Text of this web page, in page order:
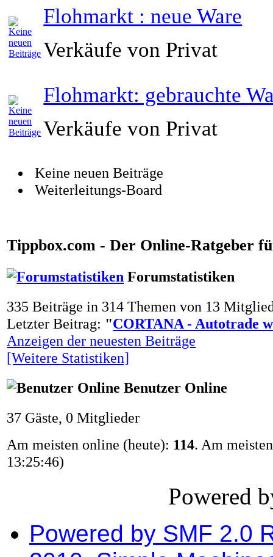
Flohmarkt : neue Ware
Verkäufe von Privat
Flohmarkt: gebrauchte
Verkäufe von Privat
Keine neuen Beiträge
Weiterleitungs-Board
Tippbox.com - Der Online-Ratgeber
Forumstatistiken
335 Beiträge in 314 Themen von 13
Letzter Beitrag: "CORTANA - Autotrade
Anzeigen der neuesten Beiträge
[Weitere Statistiken]
Benutzer Online
37 Gäste, 0 Mitglieder
Am meisten online (heute): 114. Am
13:25:46)
Powered
Powered by SMF 2.0